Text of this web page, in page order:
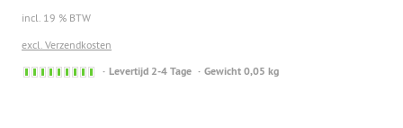
incl. 19 % BTW
excl. Verzendkosten
Sofort
Levertijd 2-4 Tage Gewicht 0,05 kg